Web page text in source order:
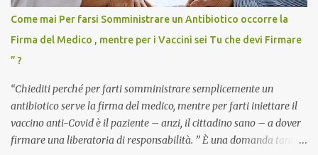
Come mai Per farsi Somministrare un Antibiotico occorre la
Firma del Medico , mentre per i Vaccini sei Tu che devi Firmare
” ?
“Chiediti perché per farti somministrare semplicemente un
antibiotico serve la firma del medico, mentre per farti iniettare il
vaccino anti-Covid è il paziente – anzi, il cittadino sano – a dover
firmare una liberatoria di responsabilità. ” È una domanda tanto